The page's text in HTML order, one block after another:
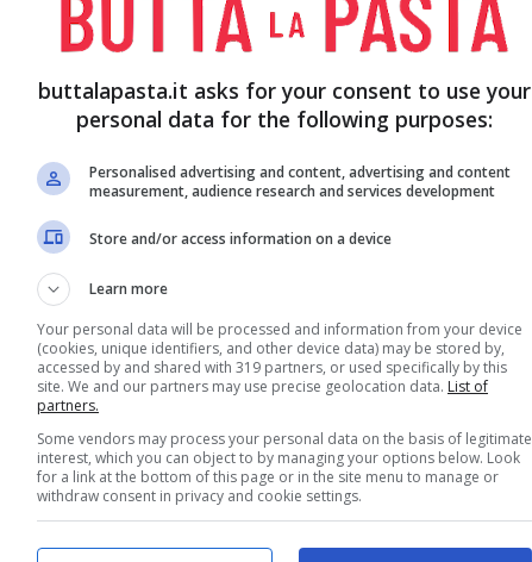
per farli più alti)
buttalapasta.it asks for your consent to use your
personal data for the following purposes:
Personalised advertising and content, advertising and content
measurement, audience research and services development
Store and/or access information on a device
Learn more
Your personal data will be processed and information from your device
(cookies, unique identifiers, and other device data) may be stored by,
accessed by and shared with 319 partners, or used specifically by this
site. We and our partners may use precise geolocation data. List of
partners.
Some vendors may process your personal data on the basis of legitimate
interest, which you can object to by managing your options below. Look
for a link at the bottom of this page or in the site menu to manage or
withdraw consent in privacy and cookie settings.